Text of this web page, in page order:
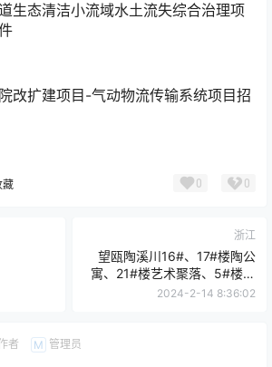
生态清洁小流域水土流失综合治理项
改扩建项目-气动物流传输系统项目招
藏 0 0
浙江
望瓯陶溪川16#、17#楼陶公
寓、21#楼艺术聚落、5#楼四
层国际工作室装修工程设计采
2024-2-14 8:36:02
者 M 管理员